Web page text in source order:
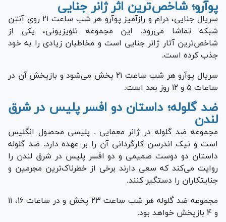
پوآرو؛ شاخص‌ترین اثر ژانر جنایی
سریال جنایی، درام و رازآمیز پوآرو هر شب ساعت ۲۱ روی آنتن
شبکه تماشا می‌رود. این مجموعه تلویزیونی، یکی از
شاخص‌ترین آثار ژانر جنایی است و مخاطبان زیادی را به خود
جذب کرده است.
سریال پوآرو هر شب ساعت ۲۱ پخش می‌شود و بازپخش آن در
ساعات ۵ و ۱۲ روز بعد است.
ضد گلوله؛ داستان دو افسر پلیس در شرق
لندن
مجموعه ضد گلوله در ژانر معمایی ـ پلیسی محصول انگلیس
است و نیک اندرسن کارگردانی آن را بر عهده دارد. ضد گلوله
داستان دو دوست صمیمی و دو افسر پلیس در شرق لندن را
روایت می‌کند که سعی دارند برخی از خطرناک‌ترین مجرمین و
جنایتکاران را دستگیر کنند.
مجموعه ضد گلوله هر شب ساعت ۲۳ پخش و در ساعات ۱۶، ۱۱
و ۴ بازپخش خواهد بود.